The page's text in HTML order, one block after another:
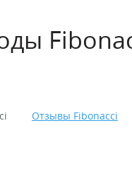
Отзывы Fibonacci